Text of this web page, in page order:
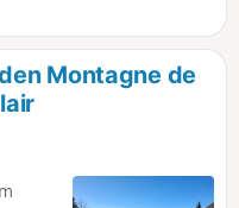
es
auf 1000
Montagne de